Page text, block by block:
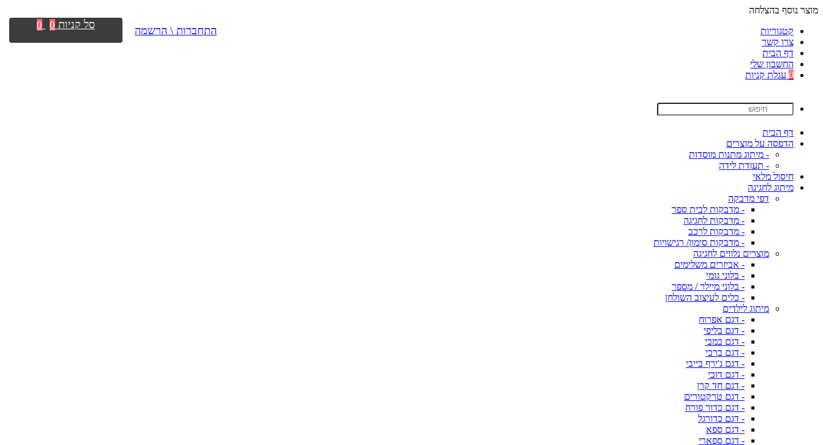
מוצר נוסף בהצלחה
קטגוריות
צרו קשר
דף הבית
החשבון שלי
0 עגלת קניות
דף הבית
הדפסה על מוצרים
- מיתוג מתנות מוסדות
- תעודת לידה
חיסול מלאי
מיתוג לחגיגה
דפי מדבקה
- מדבקות לבית ספר
- מדבקות לחגיגה
- מדבקות לרכב
- מדבקות סימון/ רגישויות
מוצרים נלווים לחגיגה
- אביזרים משלימים
- בלוני גומי
- בלוני מיילר / מספר
- כלים לעיצוב השולחן
מיתוג לילדים
- דגם אפרוח
- דגם בליפי
- דגם במבי
- דגם ברבי
- דגם ג'ירף בייבי
- דגם דובי
- דגם חד קרן
- דגם טרקטורים
- דגם כדור פורח
- דגם כדורגל
- דגם ספא
- דגם ספארי
התחברות \ הרשמה סל קניות 0
0